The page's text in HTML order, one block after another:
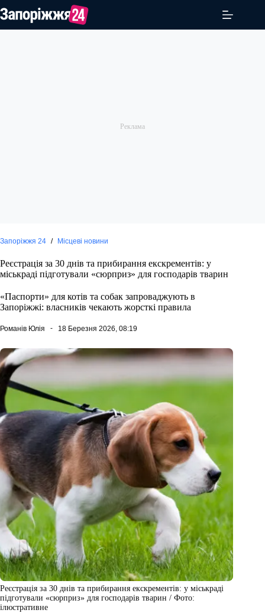
до
Запоріжжя 24 / Місцеві новини
Реєстрація за 30 днів та прибирання екскрементів: у
міськраді підготували «сюрприз» для господарів тварин
«Паспорти» для котів та собак запроваджують в
Запоріжжі: власників чекають жорсткі правила
Романів Юлія 18 Березня 2026, 08:19
Реєстрація за 30 днів та прибирання екскрементів: у міськраді
підготували «сюрприз» для господарів тварин / Фото:
ілюстративне